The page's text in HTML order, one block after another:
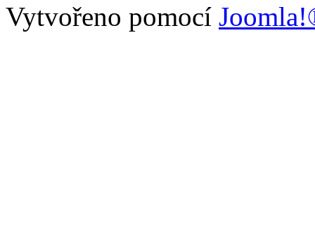
Vytvořeno pomocí